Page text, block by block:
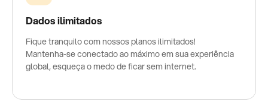
Dados ilimitados
Fique tranquilo com nossos planos ilimitados!
Mantenha-se conectado ao máximo em sua experiência
global, esqueça o medo de ficar sem internet.